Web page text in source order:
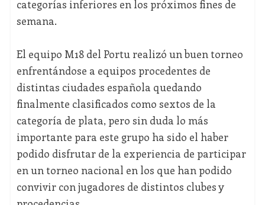
categorías inferiores en los próximos fines de
semana.
El equipo M18 del Portu realizó un buen torneo
enfrentándose a equipos procedentes de
distintas ciudades española quedando
finalmente clasificados como sextos de la
categoría de plata, pero sin duda lo más
importante para este grupo ha sido el haber
podido disfrutar de la experiencia de participar
en un torneo nacional en los que han podido
convivir con jugadores de distintos clubes y